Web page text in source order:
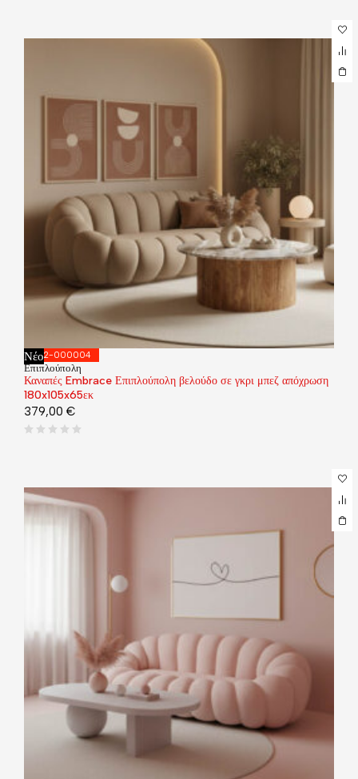
Νέο392-000004
Επιπλούπολη
Καναπές Embrace Επιπλούπολη βελούδο σε γκρι μπεζ απόχρωση
180x105x65εκ
379,00 €